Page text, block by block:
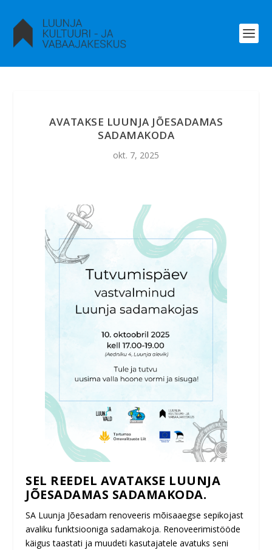
AVATAKSE LUUNJA JÕESADAMAS
SADAMAKODA
okt. 7, 2025
SEL REEDEL AVATAKSE LUUNJA
JÕESADAMAS SADAMAKODA.
SA Luunja Jõesadam renoveeris mõisaaegse sepikojast
avaliku funktsiooniga sadamakoja. Renoveerimistööde
käigus taastati ja muudeti kasutajatele avatuks seni